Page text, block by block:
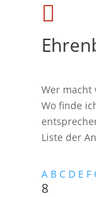

Wer macht
Wo finde
Liste der
A B C D E F
8